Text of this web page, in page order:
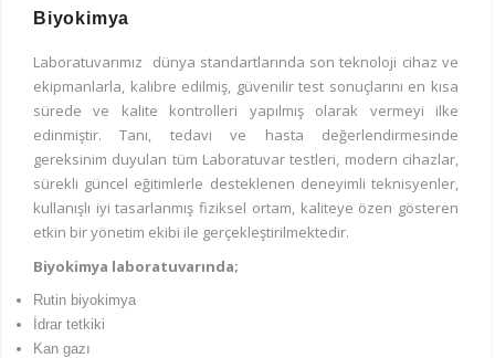
Biyokimya
Laboratuvarımız dünya standartlarında son teknoloji cihaz ve
ekipmanlarla, kalibre edilmiş, güvenilir test sonuçlarını en kısa
sürede ve kalite kontrolleri yapılmış olarak vermeyi ilke
edinmiştir. Tanı, tedavi ve hasta değerlendirmesinde
gereksinim duyulan tüm Laboratuvar testleri, modern cihazlar,
sürekli güncel eğitimlerle desteklenen deneyimli teknisyenler,
kullanışlı iyi tasarlanmış fiziksel ortam, kaliteye özen gösteren
etkin bir yönetim ekibi ile gerçekleştirilmektedir.
Biyokimya laboratuvarında;
Rutin biyokimya
İdrar tetkiki
Kan gazı